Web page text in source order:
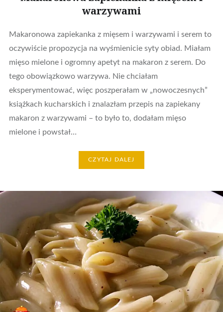
warzywami
Makaronowa zapiekanka z mięsem i warzywami i serem to
oczywiście propozycja na wyśmienicie syty obiad. Miałam
mięso mielone i ogromny apetyt na makaron z serem. Do
tego obowiązkowo warzywa. Nie chciałam
eksperymentować, więc poszperałam w „nowoczesnych”
książkach kucharskich i znalazłam przepis na zapiekany
makaron z warzywami – to było to, dodałam mięso
mielone i powstał…
CZYTAJ DALEJ